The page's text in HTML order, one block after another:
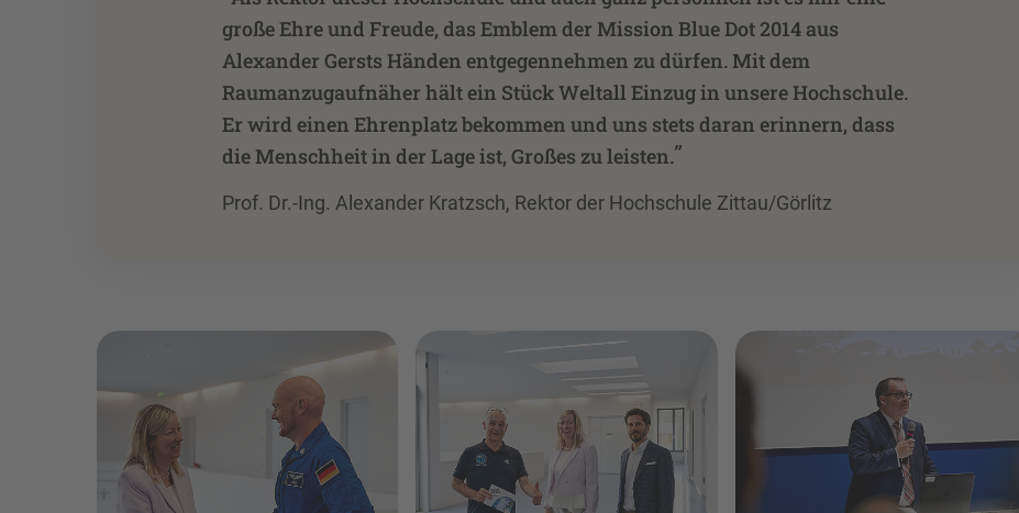
große Ehre und Freude, das Emblem der Mission Blue Dot 2014 aus
Alexander Gersts Händen entgegennehmen zu dürfen. Mit dem
Raumanzugaufnäher hält ein Stück Weltall Einzug in unsere Hochschule.
Er wird einen Ehrenplatz bekommen und uns stets daran erinnern, dass
die Menschheit in der Lage ist, Großes zu leisten.”
Prof. Dr.-Ing. Alexander Kratzsch, Rektor der Hochschule Zittau/Görlitz